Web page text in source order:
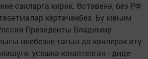
сакларга кирәк. Өстәвенә, без РФ
кертәчәкбез. Бу мөһим
Президенты Владимир
илебезне тагын да көчлерәк итү
үсешкә юнәлтелгән - диде